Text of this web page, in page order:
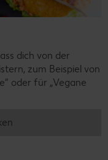
dich von der
zum Beispiel von
oder für „Vegane